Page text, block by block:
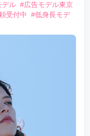
デル #広告モデル東京
受付中
#低身長モデ